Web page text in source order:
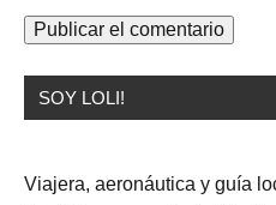
SOY LOLI!
Viajera, aeronáutica y guía